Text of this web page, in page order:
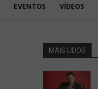
EVENTOS VÍDEOS
MAIS LIDOS